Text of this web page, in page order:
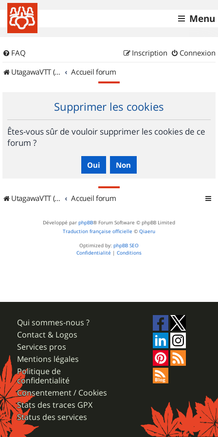
Menu
FAQ Connexion
Inscription
UtagawaVTT (Randos VTT et VTTAE avec traces GPS)
Accueil forum
Supprimer les cookies
Êtes-vous sûr de vouloir supprimer les cookies de ce
forum ?
UtagawaVTT (Randos VTT et VTTAE avec traces GPS) Accueil forum
Développé par phpBB® Forum Software © phpBB Limited
Traduction française officielle © Qiaeru
Optimized by: phpBB SEO
Confidentialité | Conditions
Qui sommes-nous ?
Contact & Logos
Services pros
Mentions légales
Politique de
confidentialité
Consentement / Cookies
Stats des traces GPX
Status des services